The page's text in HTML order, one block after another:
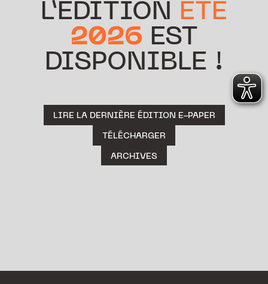
L’ÉDITION ÉTÉ
2026 EST
DISPONIBLE !
LIRE LA DERNIÈRE ÉDITION E-PAPER
TÉLÉCHARGER
ARCHIVES